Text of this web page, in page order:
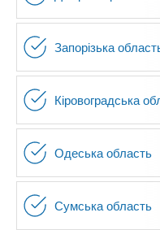
.
i
n
f
o
а
д
в
Запорізька
Кіровоградська
Одеська область
Сумська область